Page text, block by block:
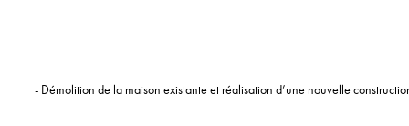
- Démolition de la maison existante et réalisation d’une nouvelle